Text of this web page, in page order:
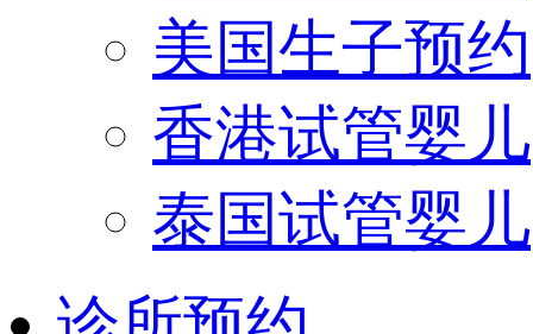
美国生子预约
香港试管婴儿
泰国试管婴儿